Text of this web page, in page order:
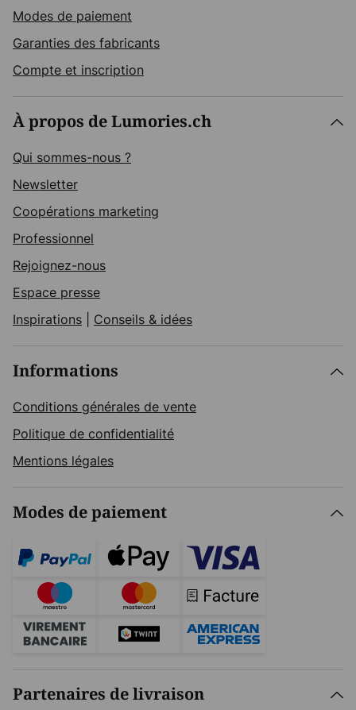
Modes de paiement
Garanties des fabricants
Compte et inscription
À propos de Lumories.ch
Qui sommes-nous ?
Newsletter
Coopérations marketing
Professionnel
Rejoignez-nous
Espace presse
Inspirations
Conseils & idées
Informations
Conditions générales de vente
Politique de confidentialité
Mentions légales
Modes de paiement
Partenaires de livraison